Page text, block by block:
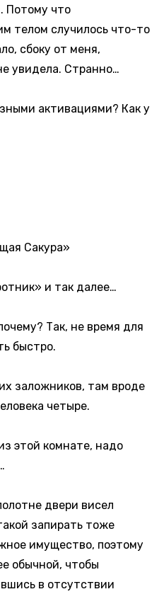
Потому что
телом случилось что-то
сбоку от меня,
увидела. Странно…
активациями? Как у
Сакура»
и так далее…
Так, не время для
быстро.
заложников, там вроде
четыре.
этой комнате, надо
двери висел
запирать тоже
имущество, поэтому
обычной, чтобы
в отсутствии